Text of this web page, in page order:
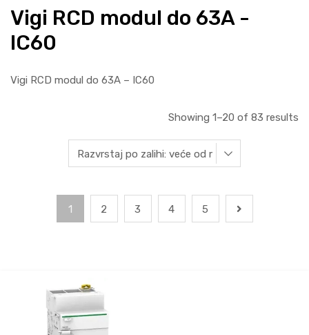
Vigi RCD modul do 63A -
IC60
Vigi RCD modul do 63A – IC60
Showing 1–20 of 83 results
1 2 3 4 5